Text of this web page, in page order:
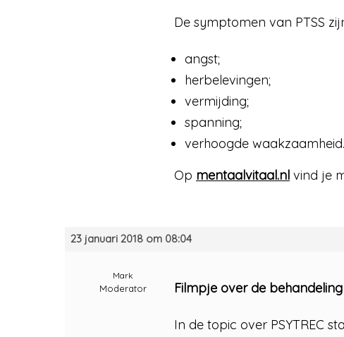
De symptomen van PTSS
angst;
herbelevingen;
vermijding;
spanning;
verhoogde waakzaamheid.
Op mentaalvitaal.nl vind je
23 januari 2018 om 08:04
Mark
Moderator Filmpje over de behandeling
In de topic over PSYTREC